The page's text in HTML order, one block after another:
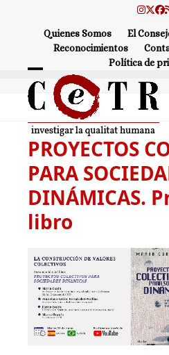
Quienes Somos El
Reconocimientos
Política de
Open
mobile
menu
Close
mobile
menu
PROYECTOS
PARA
DINÁMICAS.
libro